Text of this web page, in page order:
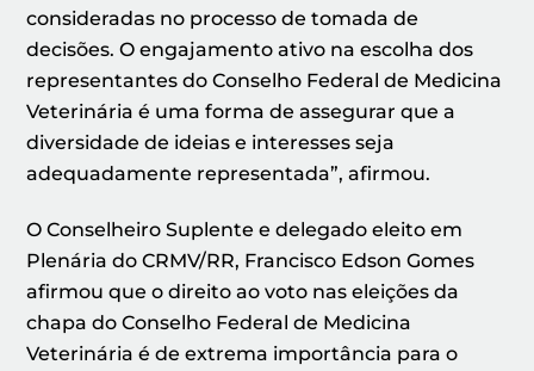
consideradas no processo de tomada de
decisões. O engajamento ativo na escolha dos
representantes do Conselho Federal de Medicina
Veterinária é uma forma de assegurar que a
diversidade de ideias e interesses seja
adequadamente representada”, afirmou.
O Conselheiro Suplente e delegado eleito em
Plenária do CRMV/RR, Francisco Edson Gomes
afirmou que o direito ao voto nas eleições da
chapa do Conselho Federal de Medicina
Veterinária é de extrema importância para o